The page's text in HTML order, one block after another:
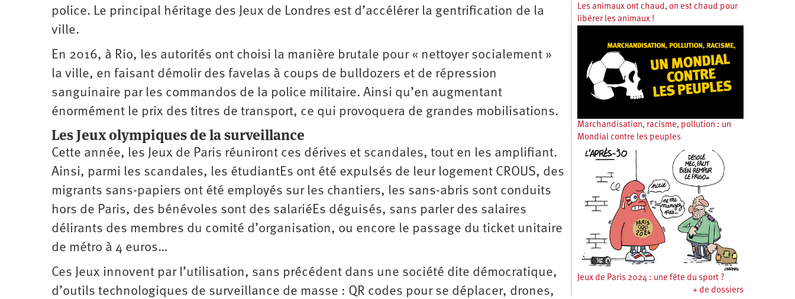
police. Le principal héritage des Jeux de Londres est d’accélérer la gentrification de la
ville.
En 2016, à Rio, les autorités ont choisi la manière brutale pour « nettoyer socialement »
la ville, en faisant démolir des favelas à coups de bulldozers et de répression
sanguinaire par les commandos de la police militaire. Ainsi qu’en augmentant
énormément le prix des titres de transport, ce qui provoquera de grandes mobilisations.
Les Jeux olympiques de la surveillance
Cette année, les Jeux de Paris réuniront ces dérives et scandales, tout en les amplifiant.
Ainsi, parmi les scandales, les étudiantEs ont été expulsés de leur logement CROUS, des
migrants sans-papiers ont été employés sur les chantiers, les sans-abris sont conduits
hors de Paris, des bénévoles sont des salariéEs déguisés, sans parler des salaires
délirants des membres du comité d’organisation, ou encore le passage du ticket unitaire
de métro à 4 euros…
Ces Jeux innovent par l’utilisation, sans précédent dans une société dite démocratique,
d’outils technologiques de surveillance de masse : QR codes pour se déplacer, drones,
Les animaux ont chaud, on est chaud pour
libérer les animaux !
Marchandisation, racisme, pollution : un
Mondial contre les peuples
Jeux de Paris 2024 : une fête du sport ?
+ de dossiers